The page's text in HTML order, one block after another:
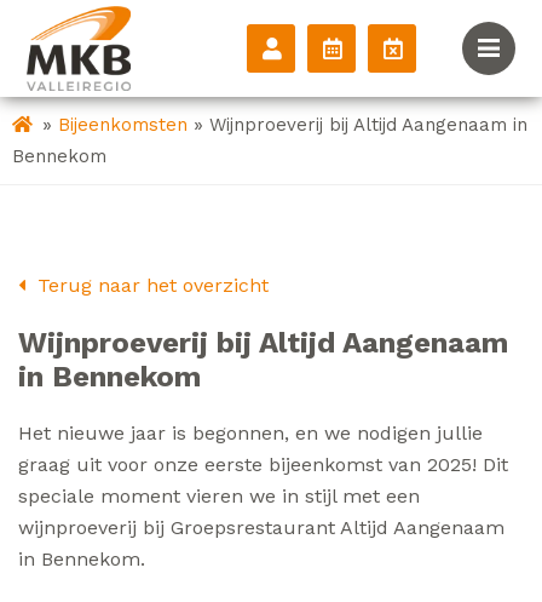
» Bijeenkomsten » Wijnproeverij bij Altijd Aangenaam in
Bennekom
Terug naar het overzicht
Wijnproeverij bij Altijd Aangenaam
in Bennekom
Het nieuwe jaar is begonnen, en we nodigen jullie
graag uit voor onze eerste bijeenkomst van 2025! Dit
speciale moment vieren we in stijl met een
wijnproeverij bij Groepsrestaurant Altijd Aangenaam
in Bennekom.